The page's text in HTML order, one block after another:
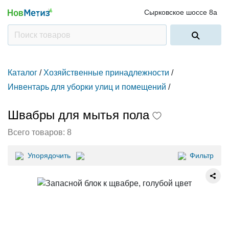
Сырковское шоссе 8а
Каталог / Хозяйственные принадлежности /
Инвентарь для уборки улиц и помещений /
Швабры для мытья пола
Всего товаров: 8
Упорядочить Фильтр